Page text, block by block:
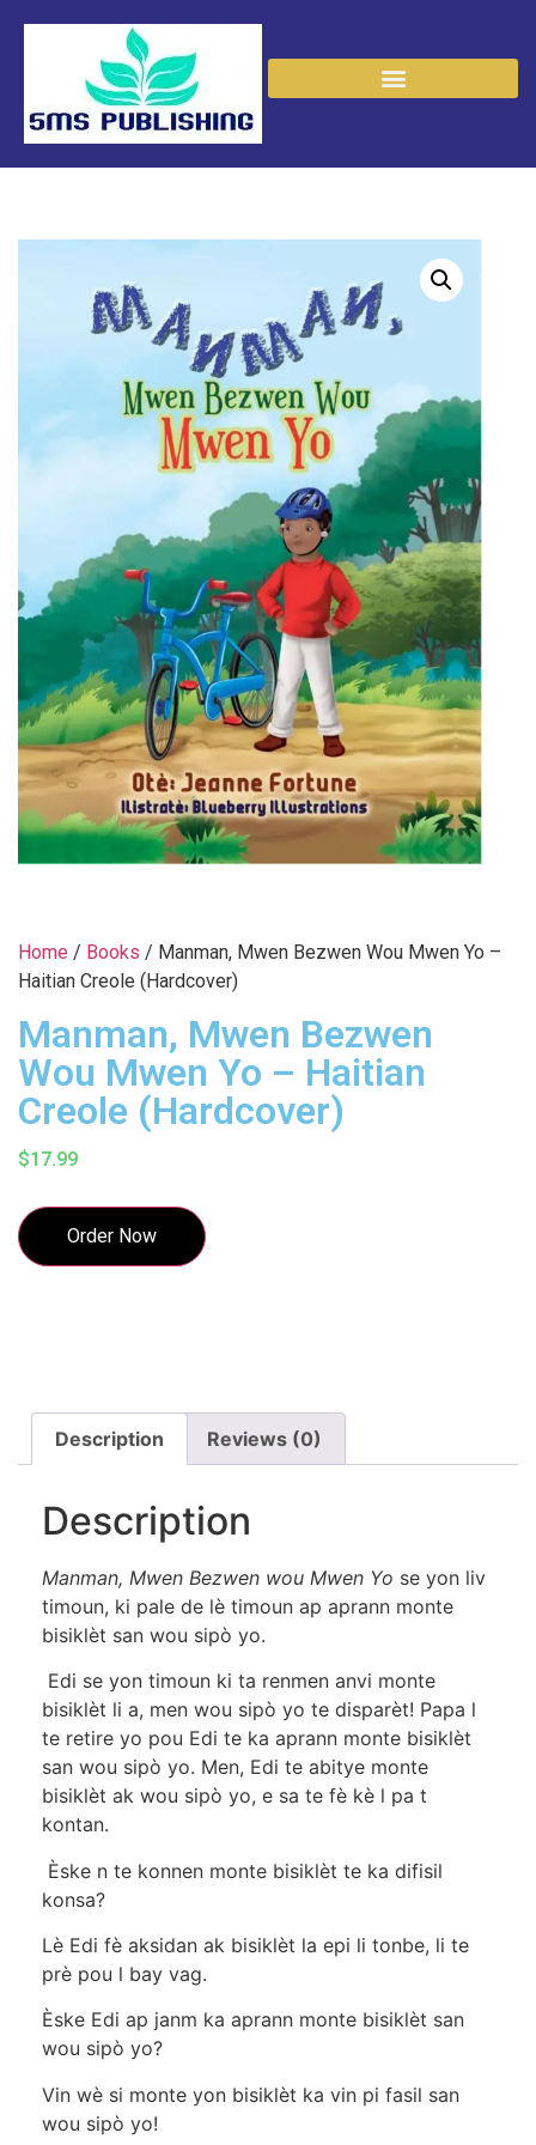
Home / Books / Manman, Mwen Bezwen Wou Mwen Yo –
Haitian Creole (Hardcover)
Manman, Mwen Bezwen
Wou Mwen Yo – Haitian
Creole (Hardcover)
$17.99
Order Now
Description Reviews (0)
Description
Manman, Mwen Bezwen wou Mwen Yo se yon liv
timoun, ki pale de lè timoun ap aprann monte
bisiklèt san wou sipò yo.
Edi se yon timoun ki ta renmen anvi monte
bisiklèt li a, men wou sipò yo te disparèt! Papa l
te retire yo pou Edi te ka aprann monte bisiklèt
san wou sipò yo. Men, Edi te abitye monte
bisiklèt ak wou sipò yo, e sa te fè kè l pa t
kontan.
Èske n te konnen monte bisiklèt te ka difisil
konsa?
Lè Edi fè aksidan ak bisiklèt la epi li tonbe, li te
prè pou l bay vag.
Èske Edi ap janm ka aprann monte bisiklèt san
wou sipò yo?
Vin wè si monte yon bisiklèt ka vin pi fasil san
wou sipò yo!